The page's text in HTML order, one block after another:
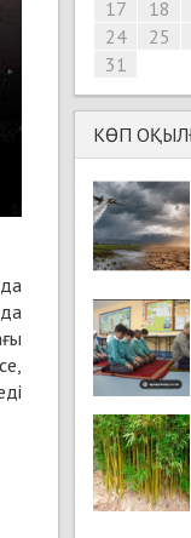
17
18
24
25
31
КӨП